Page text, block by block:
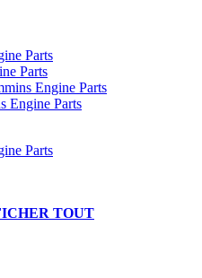
Parts
Parts
Engine Parts
Engine Parts
Parts
TOUT